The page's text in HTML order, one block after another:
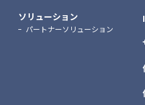
ソリューション
パートナーソリューション